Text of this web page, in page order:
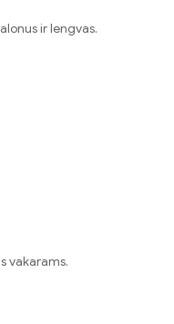
ir lengvas.
vakarams.